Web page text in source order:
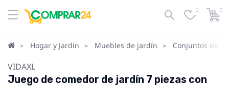
0 0
Hogar y Jardín Muebles de jardín Conjuntos de
VIDAXL
Juego de comedor de jardín 7 piezas con